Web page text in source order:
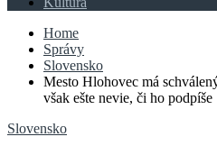
Home
Správy
Slovensko
Mesto Hlohovec má
však ešte nevie, či ho podpíše
Slovensko